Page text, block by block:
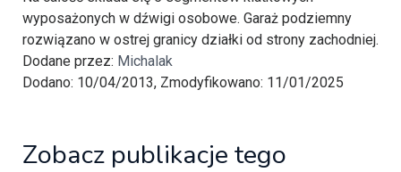
wyposażonych w dźwigi osobowe. Garaż podziemny
rozwiązano w ostrej granicy działki od strony zachodniej.
Dodane przez: Michalak
Dodano: 10/04/2013, Zmodyfikowano: 11/01/2025
Zobacz publikacje tego